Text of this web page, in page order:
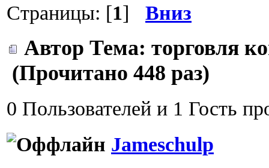
Страницы: [1] Вниз
Автор Тема: торговля
(Прочитано 448 раз)
0 Пользователей и 1 Гость
Jameschulp